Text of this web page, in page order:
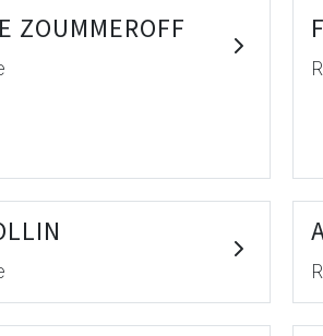
ZOUMMEROFF